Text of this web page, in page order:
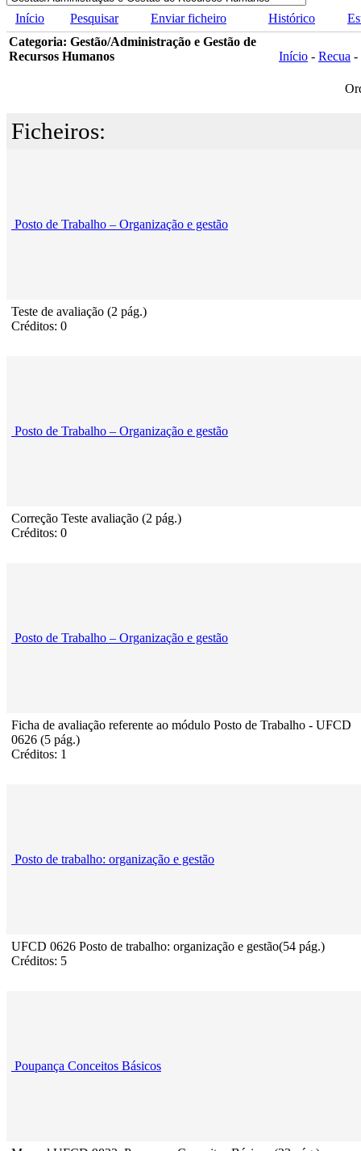
Início Pesquisar Enviar ficheiro Histórico
Categoria: Gestão/Administração e Gestão de
Recursos Humanos
Início - Recua -
Ficheiros:
Posto de Trabalho – Organização e gestão
Teste de avaliação (2 pág.)
Créditos: 0
Posto de Trabalho – Organização e gestão
Correção Teste avaliação (2 pág.)
Créditos: 0
Posto de Trabalho – Organização e gestão
Ficha de avaliação referente ao módulo Posto de Trabalho - UFCD
0626 (5 pág.)
Créditos: 1
Posto de trabalho: organização e gestão
UFCD 0626 Posto de trabalho: organização e gestão(54 pág.)
Créditos: 5
Poupança Conceitos Básicos